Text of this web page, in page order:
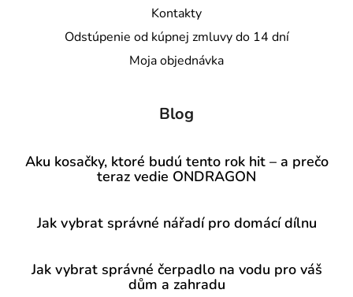
Kontakty
Odstúpenie od kúpnej zmluvy do 14 dní
Moja objednávka
Blog
Aku kosačky, ktoré budú tento rok hit – a prečo
teraz vedie ONDRAGON
Jak vybrat správné nářadí pro domácí dílnu
Jak vybrat správné čerpadlo na vodu pro váš
dům a zahradu